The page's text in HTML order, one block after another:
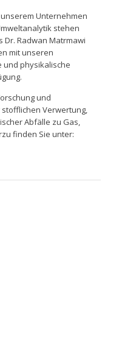
Unternehmen
stehen
Dr. Radwan Matrmawi
mit unseren
und physikalische
und
Verwertung,
Abfälle zu Gas,
finden Sie unter: